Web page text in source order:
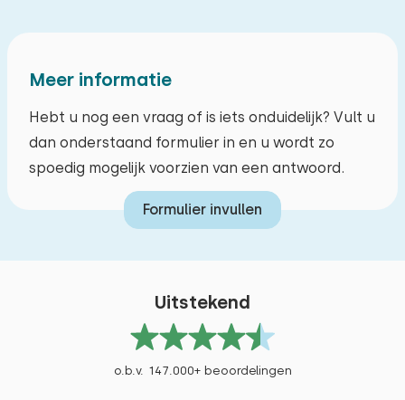
Meer informatie
Hebt u nog een vraag of is iets onduidelijk? Vult u
dan onderstaand formulier in en u wordt zo
spoedig mogelijk voorzien van een antwoord.
Formulier invullen
Uitstekend
o.b.v. 147.000+ beoordelingen